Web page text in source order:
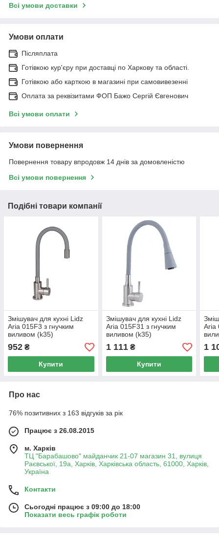
Всі умови доставки
Умови оплати
Післяплата
Готівкою кур'єру при доставці по Харкову та області.
Готівкою або карткою в магазині при самовивезенні
Оплата за реквізитами ФОП Бажо Сергій Євгенович
Всі умови оплати
Умови повернення
Повернення товару впродовж 14 днів за домовленістю
Всі умови повернення
Подібні товари компанії
Змішувач для кухні Lidz
Aria 015F3 з гнучким
виливом (k35)
LDARI015F3GRE43363
Grey
952 ₴
Купити
Змішувач для кухні Lidz
Aria 015F31 з гнучким
виливом (k35)
LDARI015F31GNK31871
Grey / Nickel
1 111₴
Купити
Aria
1
Про нас
76% позитивних з 163 відгуків за рік
Працює з 26.08.2015
м. Харків
ТЦ "Барабашово" майданчик 21-07 магазин 31, вулиця
Раєвської, 19а, Харків, Харківська область, 61000, Харків,
Україна
Контакти
Сьогодні працює з 09:00 до 18:00
Показати весь графік роботи